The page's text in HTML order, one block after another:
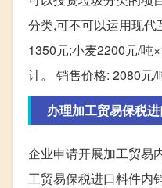
分类,可不可以运用现
1350元;小麦2200元/吨
计。 销售价格: 2080元
办理加工贸易保税
企业申请开展加工贸易
工贸易保税进口料件内